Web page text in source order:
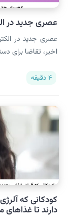
عصری جدید در
عصری جدید در
اخیر، تقاضا برای
4 دقیقه
کودکانی که
دارند تا